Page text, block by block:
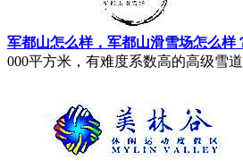
军都山怎么样，军都山滑雪场怎么样
000平方米，有难度系数高的高级雪